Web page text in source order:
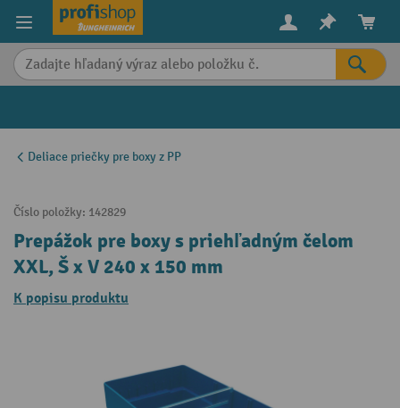
content
Deliace priečky pre boxy z PP
Číslo položky: 142829
Prepážok pre boxy s priehľadným čelom
XXL, Š x V 240 x 150 mm
K popisu produktu